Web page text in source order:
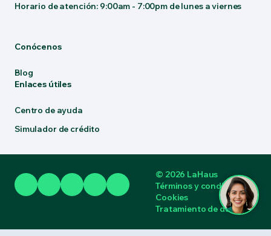
Horario de atención: 9:00am - 7:00pm de lunes a viernes
Conócenos
Blog
Enlaces útiles
Centro de ayuda
Simulador de crédito
© 2026 LaHaus
Términos y condiciones
Cookies
Tratamiento de datos